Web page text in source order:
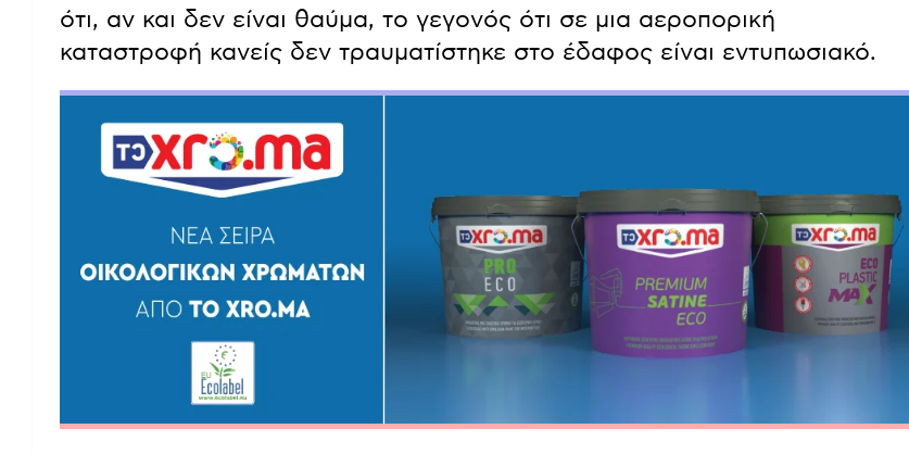
ότι, αν και δεν είναι θαύμα, το γεγονός ότι σε μια αεροπορική
καταστροφή κανείς δεν τραυματίστηκε στο έδαφος είναι εντυπωσιακό.